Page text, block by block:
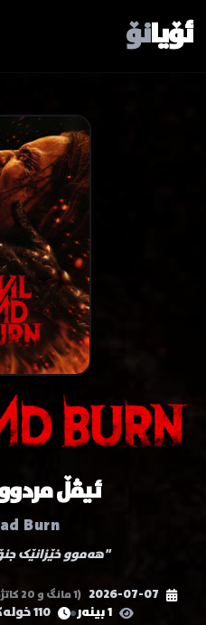
ئۆیانۆ
ئیڤڵ
Burn
"هەموو خێزانێک
2026-07-07 (1 مانگ و 20 کاتژمێر لەمەوبەر دەرچووە)
1 بینەر
110 خولەک